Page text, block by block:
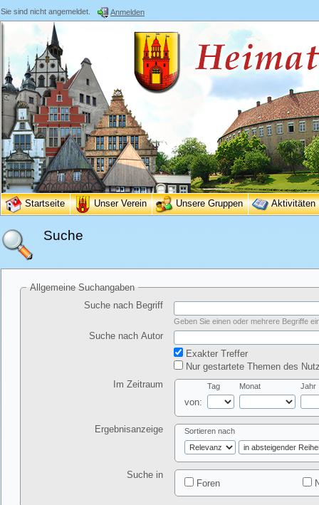
Sie sind nicht angemeldet. Anmelden
Startseite Unser Verein Unsere Gruppen Aktivitäten
Suche
Allgemeine Suchangaben
Suche nach Begriff
Geben Sie einen oder mehrere Begriffe
Suche nach Autor
Exakter Treffer
Nur gestartete Themen des
Im Zeitraum
von:
Tag Monat Jahr
Ergebnisanzeige Sortieren nach
Suche in
Foren